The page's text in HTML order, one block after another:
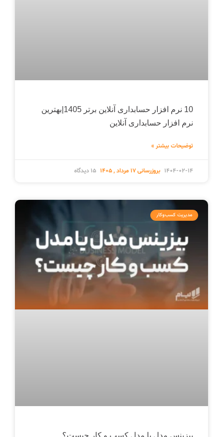
10 نرم افزار حسابداری آنلاین برتر 1405|بهترین
نرم افزار حسابداری آنلاین
توضیحات بیشتر »
1404-02-14 15 دیدگاه
مدیریت کسب‌وکار
بیزینس مدل یا مدل کسب و کار چیست؟